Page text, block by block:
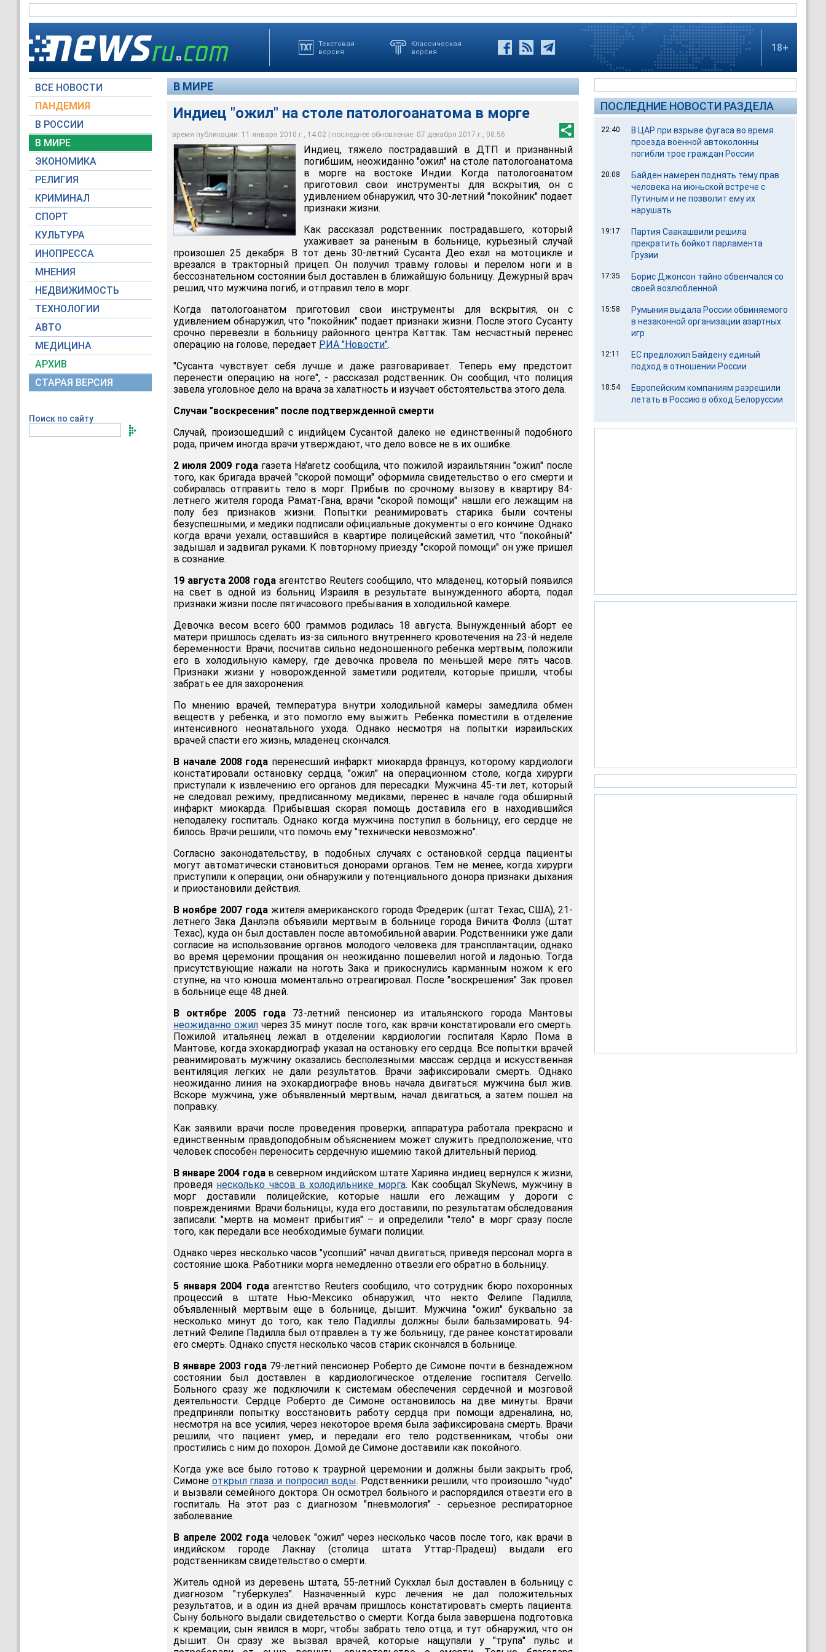
Текстовая
версия
Классическая
версия
18+
ВСЕ НОВОСТИ
ПАНДЕМИЯ
В РОССИИ
В МИРЕ
ЭКОНОМИКА
РЕЛИГИЯ
КРИМИНАЛ
СПОРТ
КУЛЬТУРА
ИНОПРЕССА
МНЕНИЯ
НЕДВИЖИМОСТЬ
ТЕХНОЛОГИИ
АВТО
МЕДИЦИНА
АРХИВ
СТАРАЯ ВЕРСИЯ
Поиск по сайту
В МИРЕ
Индиец "ожил" на столе патологоанатома в морге
время публикации: 11 января 2010 г., 14:02 | последнее обновление: 07 декабря 2017 г., 08:56
Индиец "ожил" на столе патологоанатома в морге
Leah Benetti
Индиец, тяжело пострадавший в ДТП и признанный
погибшим, неожиданно "ожил" на столе патологоанатома
в морге на востоке Индии. Когда патологоанатом
приготовил свои инструменты для вскрытия, он с
удивлением обнаружил, что 30-летний "покойник" подает
признаки жизни.
Как рассказал родственник пострадавшего, который
ухаживает за раненым в больнице, курьезный случай
произошел 25 декабря. В тот день 30-летний Сусанта Део ехал на мотоцикле и
врезался в тракторный прицеп. Он получил травму головы и перелом ноги и в
бессознательном состоянии был доставлен в ближайшую больницу. Дежурный врач
решил, что мужчина погиб, и отправил тело в морг.
Когда патологоанатом приготовил свои инструменты для вскрытия, он с
удивлением обнаружил, что "покойник" подает признаки жизни. После этого Сусанту
срочно перевезли в больницу районного центра Каттак. Там несчастный перенес
операцию на голове, передает РИА "Новости".
"Сусанта чувствует себя лучше и даже разговаривает. Теперь ему предстоит
перенести операцию на ноге", - рассказал родственник. Он сообщил, что полиция
завела уголовное дело на врача за халатность и изучает обстоятельства этого дела.
Случаи "воскресения" после подтвержденной смерти
Случай, произошедший с индийцем Сусантой далеко не единственный подобного
рода, причем иногда врачи утверждают, что дело вовсе не в их ошибке.
2 июля 2009 годагазета Ha'aretz сообщила, что пожилой израильтянин "ожил" после
того, как бригада врачей "скорой помощи" оформила свидетельство о его смерти и
собиралась отправить тело в морг. Прибыв по срочному вызову в квартиру 84-
летнего жителя города Рамат-Гана, врачи "скорой помощи" нашли его лежащим на
полу без признаков жизни. Попытки реанимировать старика были сочтены
безуспешными, и медики подписали официальные документы о его кончине. Однако
когда врачи уехали, оставшийся в квартире полицейский заметил, что "покойный"
задышал и задвигал руками. К повторному приезду "скорой помощи" он уже пришел
в сознание.
19 августа 2008 года агентство Reuters сообщило, что младенец, который появился
на свет в одной из больниц Израиля в результате вынужденного аборта, подал
признаки жизни после пятичасового пребывания в холодильной камере.
Девочка весом всего 600 граммов родилась 18 августа. Вынужденный аборт ее
матери пришлось сделать из-за сильного внутреннего кровотечения на 23-й неделе
беременности. Врачи, посчитав сильно недоношенного ребенка мертвым, положили
его в холодильную камеру, где девочка провела по меньшей мере пять часов.
Признаки жизни у новорожденной заметили родители, которые пришли, чтобы
забрать ее для захоронения.
По мнению врачей, температура внутри холодильной камеры замедлила обмен
веществ у ребенка, и это помогло ему выжить. Ребенка поместили в отделение
интенсивного неонатального ухода. Однако несмотря на попытки израильских
врачей спасти его жизнь, младенец скончался.
В начале 2008 года перенесший инфаркт миокарда француз, которому кардиологи
констатировали остановку сердца, "ожил" на операционном столе, когда хирурги
приступали к извлечению его органов для пересадки. Мужчина 45-ти лет, который
не следовал режиму, предписанному медиками, перенес в начале года обширный
инфаркт миокарда. Прибывшая скорая помощь доставила его в находившийся
неподалеку госпиталь. Однако когда мужчина поступил в больницу, его сердце не
билось. Врачи решили, что помочь ему "технически невозможно".
Согласно законодательству, в подобных случаях с остановкой сердца пациенты
могут автоматически становиться донорами органов. Тем не менее, когда хирурги
приступили к операции, они обнаружили у потенциального донора признаки дыхания
и приостановили действия.
В ноябре 2007 года жителя американского города Фредерик (штат Техас, США), 21-
летнего Зака Данлэпа объявили мертвым в больнице города Вичита Фоллз (штат
Техас), куда он был доставлен после автомобильной аварии. Родственники уже дали
согласие на использование органов молодого человека для трансплантации, однако
во время церемонии прощания он неожиданно пошевелил ногой и ладонью. Тогда
присутствующие нажали на ноготь Зака и прикоснулись карманным ножом к его
ступне, на что юноша моментально отреагировал. После "воскрешения" Зак провел
в больнице еще 48 дней.
В октябре 2005 года 73-летний пенсионер из итальянского города Мантовы
неожиданно ожилчерез 35 минут после того, как врачи констатировали его смерть.
Пожилой итальянец лежал в отделении кардиологии госпиталя Карло Пома в
Мантове, когда эхокардиограф указал на остановку его сердца. Все попытки врачей
реанимировать мужчину оказались бесполезными: массаж сердца и искусственная
вентиляция легких не дали результатов. Врачи зафиксировали смерть. Однако
неожиданно линия на эхокардиографе вновь начала двигаться: мужчина был жив.
Вскоре мужчина, уже объявленный мертвым, начал двигаться, а затем пошел на
поправку.
Как заявили врачи после проведения проверки, аппаратура работала прекрасно и
единственным правдоподобным объяснением может служить предположение, что
человек способен переносить сердечную ишемию такой длительный период.
В январе 2004 годав северном индийском штате Харияна индиец вернулся к жизни,
проведя несколько часов в холодильнике морга. Как сообщал SkyNews, мужчину в
морг доставили полицейские, которые нашли его лежащим у дороги с
повреждениями. Врачи больницы, куда его доставили, по результатам обследования
записали: "мертв на момент прибытия" – и определили "тело" в морг сразу после
того, как передали все необходимые бумаги полиции.
Однако через несколько часов "усопший" начал двигаться, приведя персонал морга в
состояние шока. Работники морга немедленно отвезли его обратно в больницу.
5 января 2004 годаагентство Reuters сообщило, что сотрудник бюро похоронных
процессий в штате Нью-Мексико обнаружил, что некто Фелипе Падилла,
объявленный мертвым еще в больнице, дышит. Мужчина "ожил" буквально за
несколько минут до того, как тело Падиллы должны были бальзамировать. 94-
летний Фелипе Падилла был отправлен в ту же больницу, где ранее констатировали
его смерть. Однако спустя несколько часов старик скончался в больнице.
В январе 2003 года 79-летний пенсионер Роберто де Симоне почти в безнадежном
состоянии был доставлен в кардиологическое отделение госпиталя Cervello.
Больного сразу же подключили к системам обеспечения сердечной и мозговой
деятельности. Сердце Роберто де Симоне остановилось на две минуты. Врачи
предприняли попытку восстановить работу сердца при помощи адреналина, но,
несмотря на все усилия, через некоторое время была зафиксирована смерть. Врачи
решили, что пациент умер, и передали его тело родственникам, чтобы они
простились с ним до похорон. Домой де Симоне доставили как покойного.
Когда уже все было готово к траурной церемонии и должны были закрыть гроб,
Симоне открыл глаза и попросил воды. Родственники решили, что произошло "чудо"
и вызвали семейного доктора. Он осмотрел больного и распорядился отвезти его в
госпиталь. На этот раз с диагнозом "пневмология" - серьезное респираторное
заболевание.
В апреле 2002 годачеловек "ожил" через несколько часов после того, как врачи в
индийском городе Лакнау (столица штата Уттар-Прадеш) выдали его
родственникам свидетельство о смерти.
Житель одной из деревень штата, 55-летний Сукхлал был доставлен в больницу с
диагнозом "туберкулез". Назначенный курс лечения не дал положительных
результатов, и в один из дней врачам пришлось констатировать смерть пациента.
Сыну больного выдали свидетельство о смерти. Когда была завершена подготовка
к кремации, сын явился в морг, чтобы забрать тело отца, и тут обнаружил, что он
дышит. Он сразу же вызвал врачей, которые нащупали у "трупа" пульс и
ПОСЛЕДНИЕ НОВОСТИ РАЗДЕЛА
22:40
В ЦАР при взрыве фугаса во время
проезда военной автоколонны
погибли трое граждан России
20:08
Байден намерен поднять тему прав
человека на июньской встрече с
Путиным и не позволит ему их
нарушать
19:17
Партия Саакашвили решила
прекратить бойкот парламента
Грузии
17:35
Борис Джонсон тайно обвенчался со
своей возлюбленной
15:58
Румыния выдала России обвиняемого
в незаконной организации азартных
игр
12:11
ЕС предложил Байдену единый
подход в отношении России
18:54
Европейским компаниям разрешили
летать в Россию в обход Белоруссии